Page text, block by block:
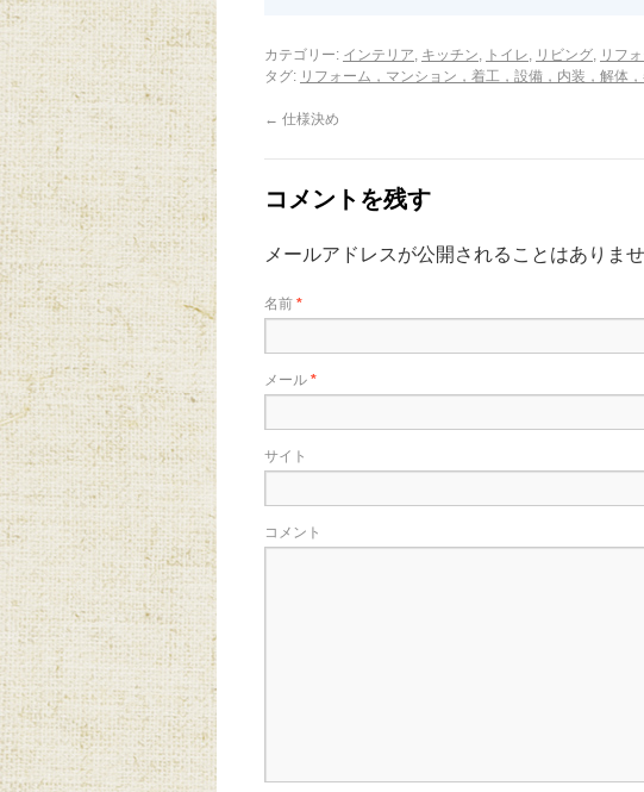
カテゴリー: インテリア, キッチン, トイレ, リビング, リフ
タグ: リフォーム，マンション，着工，設備，内装，解体
← 仕様決め
コメントを残す
メールアドレスが公開されることはありませ
名前 *
メール *
サイト
コメント